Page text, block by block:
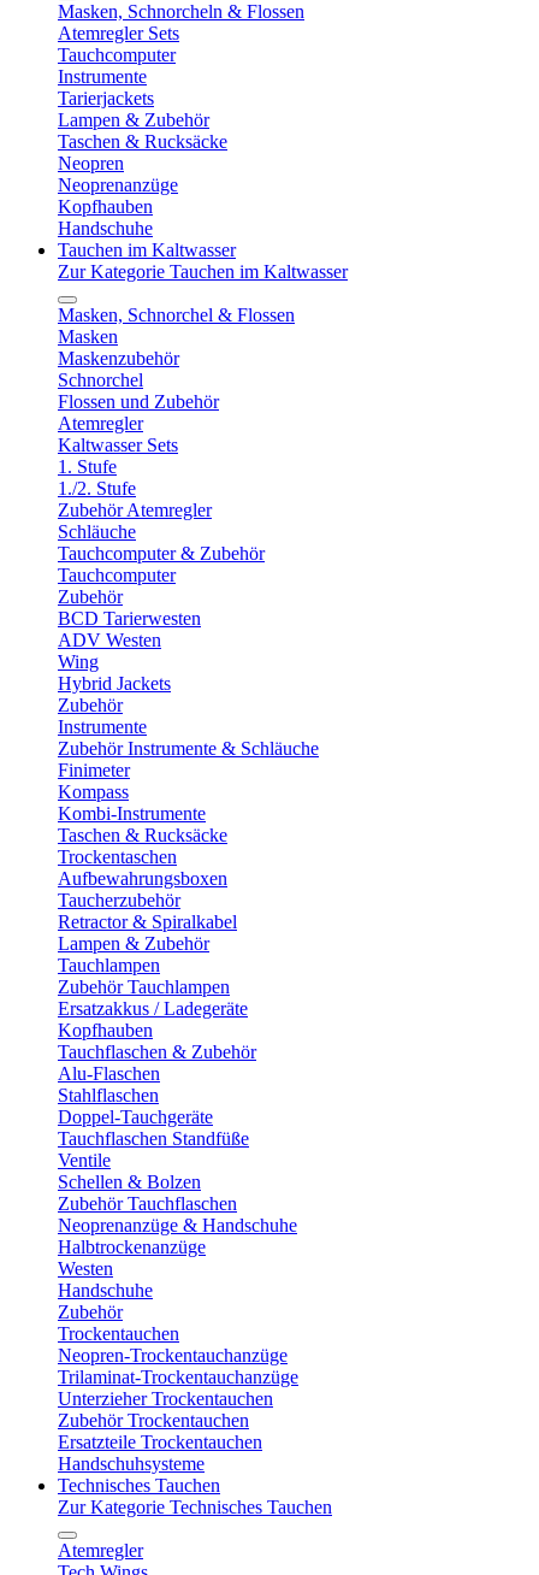
Masken, Schnorcheln & Flossen
Atemregler Sets
Tauchcomputer
Instrumente
Tarierjackets
Lampen & Zubehör
Taschen & Rucksäcke
Neopren
Neoprenanzüge
Kopfhauben
Handschuhe
Tauchen im Kaltwasser
Zur Kategorie Tauchen im Kaltwasser
Masken, Schnorchel & Flossen
Masken
Maskenzubehör
Schnorchel
Flossen und Zubehör
Atemregler
Kaltwasser Sets
1. Stufe
1./2. Stufe
Zubehör Atemregler
Schläuche
Tauchcomputer & Zubehör
Tauchcomputer
Zubehör
BCD Tarierwesten
ADV Westen
Wing
Hybrid Jackets
Zubehör
Instrumente
Zubehör Instrumente & Schläuche
Finimeter
Kompass
Kombi-Instrumente
Taschen & Rucksäcke
Trockentaschen
Aufbewahrungsboxen
Taucherzubehör
Retractor & Spiralkabel
Lampen & Zubehör
Tauchlampen
Zubehör Tauchlampen
Ersatzakkus / Ladegeräte
Kopfhauben
Tauchflaschen & Zubehör
Alu-Flaschen
Stahlflaschen
Doppel-Tauchgeräte
Tauchflaschen Standfüße
Ventile
Schellen & Bolzen
Zubehör Tauchflaschen
Neoprenanzüge & Handschuhe
Halbtrockenanzüge
Westen
Handschuhe
Zubehör
Trockentauchen
Neopren-Trockentauchanzüge
Trilaminat-Trockentauchanzüge
Unterzieher Trockentauchen
Zubehör Trockentauchen
Ersatzteile Trockentauchen
Handschuhsysteme
Technisches Tauchen
Zur Kategorie Technisches Tauchen
Atemregler